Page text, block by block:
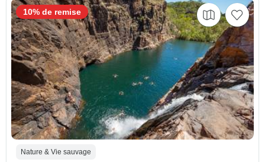
Nature & Vie sauvage
10% de remise